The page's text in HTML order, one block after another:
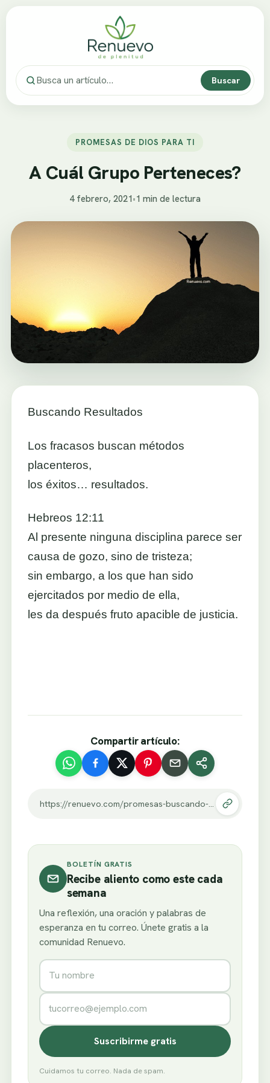
Buscar
PROMESAS DE DIOS PARA TI
A Cuál Grupo Perteneces?
4 febrero, 2021•1 min de lectura
Buscando Resultados
Los fracasos buscan métodos
placenteros,
los éxitos… resultados.
Hebreos 12:11
Al presente ninguna disciplina parece ser
causa de gozo, sino de tristeza;
sin embargo, a los que han sido
ejercitados por medio de ella,
les da después fruto apacible de justicia.
Compartir artículo:
https://renuevo.com/promesas-buscando-resultados.html
BOLETÍN GRATIS
Recibe aliento como este cada
semana
Una reflexión, una oración y palabras de
esperanza en tu correo. Únete gratis a la
comunidad Renuevo.
Nombre
Correo electrónico
Suscribirme gratis
Cuidamos tu correo. Nada de spam.